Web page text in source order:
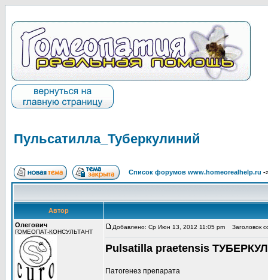
Пульсатилла_Туберкулиний
Список форумов www.homeorealhelp.ru -
Автор
Олегович
ГОМЕОПАТ-КОНСУЛЬТАНТ
Добавлено: Ср Июн 13, 2012 11:05 pm Заголовок
Pulsatilla praetensis
Патогенез препарата